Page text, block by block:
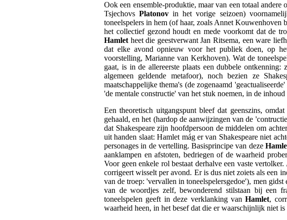
Ook een ensemble-produktie, maar van een totaal andere
TsjechovsPlatonov in het vorige seizoen)
toneelspelers in hem (of haar, zoals Annet Kouwenhoven
het collectief gezond houdt en mede voorkomt dat de
Hamlet heet die geestverwant Jan Ritsema, een ware
dat elke avond opnieuw voor het publiek doen, op
voorstelling, Marianne van Kerkhoven). Wat de
gaat, is in de allereerste plaats een dubbele
algemeen geldende metafoor), noch bezien ze
maatschappelijke thema's (de zogenaamd 'geactualiseerde'
'de mentale constructie' van het stuk noemen, in de
Een theoretisch uitgangspunt bleef dat geenszins,
gehaald, en het (hardop de aanwijzingen van de
dat Shakespeare zijn hoofdpersoon de middelen om
uit handen slaat: Hamlet mág er van Shakespeare niet
personages in de vertelling. Basisprincipe van deze
aanklampen en afstoten, bedriegen of de waarheid
Voor geen enkele rol bestaat derhalve een vaste
corrigeert wisselt per avond. Er is dus niet zoiets als een
van de troep: 'vervallen in toneelspelersgedoe'), men
van de woordjes zelf, bewonderend stilstaan bij een
toneelspelen geeft in deze verklanking vanHamlet,
waarheid heen, in het besef dat die er waarschijnlijk niet